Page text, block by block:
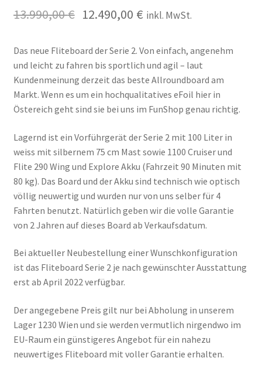
13.990,00€ 12.490,00 € inkl. MwSt.
Das neue Fliteboard der Serie 2. Von einfach, angenehm
und leicht zu fahren bis sportlich und agil – laut
Kundenmeinung derzeit das beste Allroundboard am
Markt. Wenn es um ein hochqualitatives eFoil hier in
Östereich geht sind sie bei uns im FunShop genau richtig.
Lagernd ist ein Vorführgerät der Serie 2 mit 100 Liter in
weiss mit silbernem 75 cm Mast sowie 1100 Cruiser und
Flite 290 Wing und Explore Akku (Fahrzeit 90 Minuten mit
80 kg). Das Board und der Akku sind technisch wie optisch
völlig neuwertig und wurden nur von uns selber für 4
Fahrten benutzt. Natürlich geben wir die volle Garantie
von 2 Jahren auf dieses Board ab Verkaufsdatum.
Bei aktueller Neubestellung einer Wunschkonfiguration
ist das Fliteboard Serie 2 je nach gewünschter Ausstattung
erst ab April 2022 verfügbar.
Der angegebene Preis gilt nur bei Abholung in unserem
Lager 1230 Wien und sie werden vermutlich nirgendwo im
EU-Raum ein günstigeres Angebot für ein nahezu
neuwertiges Fliteboard mit voller Garantie erhalten.